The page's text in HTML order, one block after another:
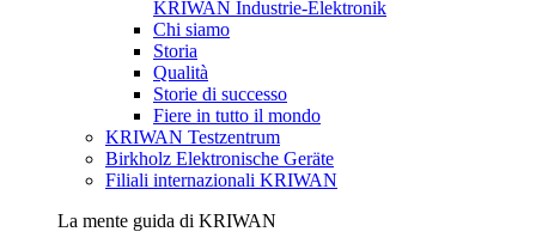
KRIWAN Industrie-Elektronik
Chi siamo
Storia
Qualità
Storie di successo
Fiere in tutto il mondo
KRIWAN Testzentrum
Birkholz Elektronische Geräte
Filiali internazionali KRIWAN
La mente guida di KRIWAN